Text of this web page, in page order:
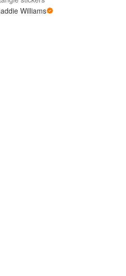
Williams